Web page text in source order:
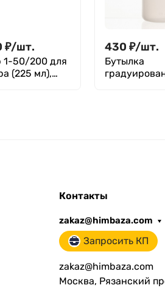
₽/шт.
1-50/200 для
(225 мл),
430 ₽/шт.
Бутылка
Контакты
zakaz@himbaza.com
Запросить КП
zakaz@himbaza.com
Москва, Рязанский